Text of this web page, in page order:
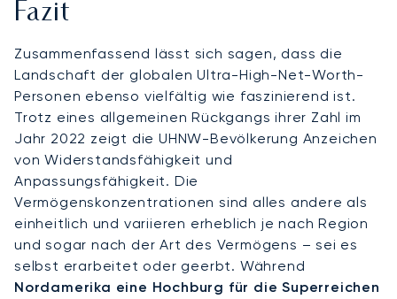
Fazit
Zusammenfassend lässt sich sagen, dass die
Landschaft der globalen Ultra-High-Net-Worth-
Personen ebenso vielfältig wie faszinierend ist.
Trotz eines allgemeinen Rückgangs ihrer Zahl im
Jahr 2022 zeigt die UHNW-Bevölkerung Anzeichen
von Widerstandsfähigkeit und
Anpassungsfähigkeit. Die
Vermögenskonzentrationen sind alles andere als
einheitlich und variieren erheblich je nach Region
und sogar nach der Art des Vermögens – sei es
selbst erarbeitet oder geerbt. Während
Nordamerika eine Hochburg für die Superreichen